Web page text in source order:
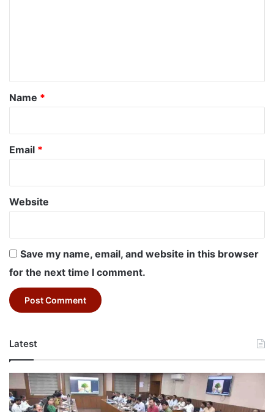
*
Name *
Email *
Website
Save my name, email, and website in this browser
for the next time I comment.
Latest
Betul
Education
Sanjeevani